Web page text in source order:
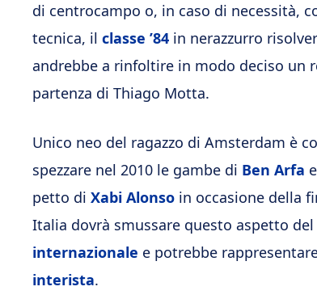
di centrocampo o, in caso di necessità,
tecnica, il classe ’84 in nerazzurro
andrebbe a rinfoltire in modo deciso un
partenza di Thiago Motta.
Unico neo del ragazzo di Amsterdam è
spezzare nel 2010 le gambe di Ben Arfa e
petto di Xabi Alonso in occasione della
Italia dovrà smussare questo aspetto
internazionale e potrebbe
interista.